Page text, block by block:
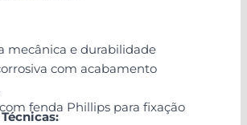
mecânica e durabilidade
com acabamento
fenda Phillips para fixação